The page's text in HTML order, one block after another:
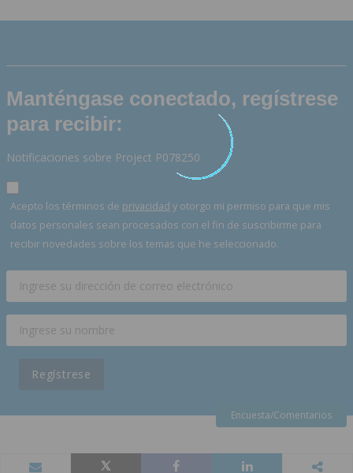
Manténgase conectado, regístrese
para recibir:
Notificaciones sobre Project P078250
Acepto los términos de privacidad y otorgo mi permiso para que mis
datos personales sean procesados con el fin de suscribirme para
recibir novedades sobre los temas que he seleccionado.
Regístrese
Encuesta/Comentarios